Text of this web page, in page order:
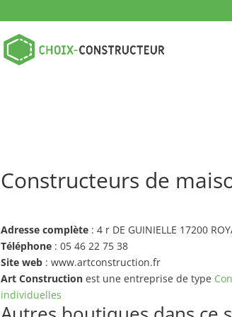
Constructeurs de
Adresse complète : 4 r DE GUINIELLE 17200
Téléphone : 05 46 22 75 38
Site web : www.artconstruction.fr
Art Construction est une entreprise de type
individuelles